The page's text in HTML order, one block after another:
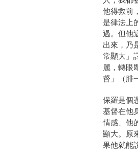
他得救前
是律法上
過。但他
出來，乃
常顯大」
麗，轉眼
督」（腓
保羅是個
基督在他
情感、他
顯大。原
果他就能